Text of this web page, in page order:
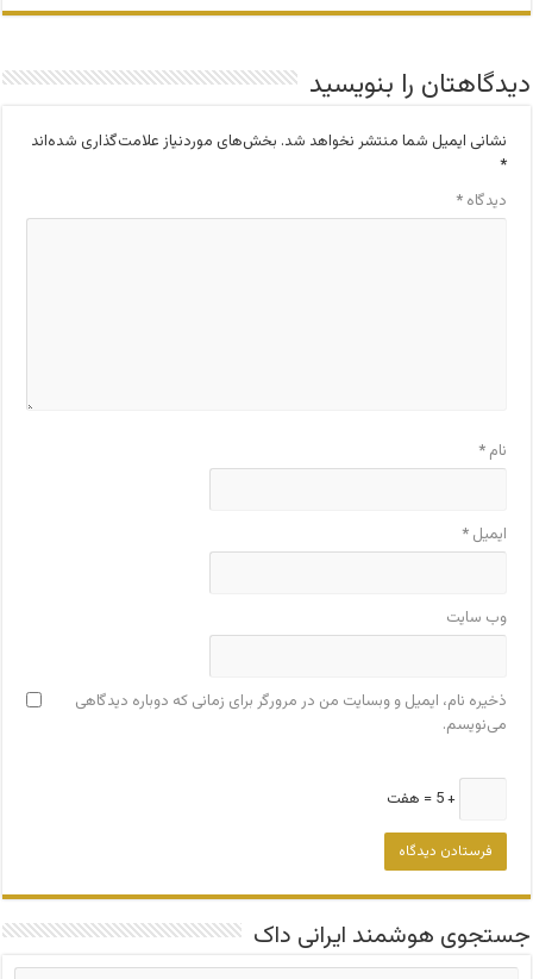
دیدگاهتان را بنویسید
نشانی ایمیل شما منتشر نخواهد شد. بخش‌های موردنیاز علامت‌گذاری شده‌اند
*
دیدگاه*
نام*
ایمیل*
وب‌ سایت
ذخیره نام، ایمیل و وبسایت من در مرورگر برای زمانی که دوباره دیدگاهی
می‌نویسم.
+ 5 = هفت
جستجوی هوشمند ایرانی داک